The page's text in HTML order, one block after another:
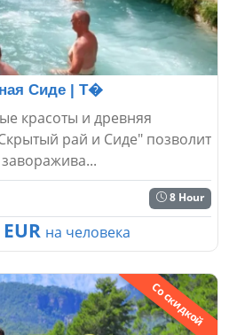
Сиде | Т�
красоты и древняя
рай и Сиде" позволит
8 Hour
на человека
Со скидкой